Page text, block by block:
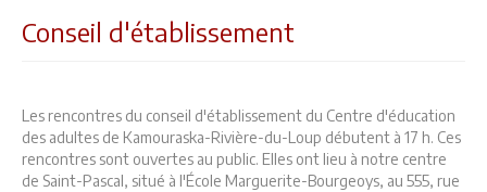
Conseil d'établissement
Les rencontres du conseil d'établissement du Centre d'éducation
des adultes de Kamouraska-Rivière-du-Loup débutent à 17 h. Ces
rencontres sont ouvertes au public. Elles ont lieu à notre centre
de Saint-Pascal, situé à l'École Marguerite-Bourgeoys, au 555, rue